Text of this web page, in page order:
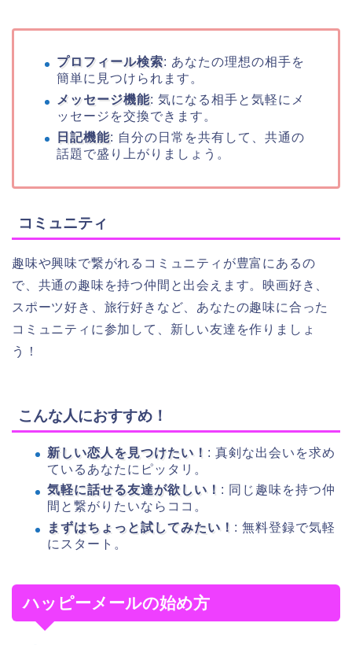
プロフィール検索: あなたの理想の相手を
簡単に見つけられます。
メッセージ機能: 気になる相手と気軽にメ
ッセージを交換できます。
日記機能: 自分の日常を共有して、共通の
話題で盛り上がりましょう。
コミュニティ
趣味や興味で繋がれるコミュニティが豊富にあるの
で、共通の趣味を持つ仲間と出会えます。映画好き、
スポーツ好き、旅行好きなど、あなたの趣味に合った
コミュニティに参加して、新しい友達を作りましょ
う！
こんな人におすすめ！
新しい恋人を見つけたい！ : 真剣な出会いを求め
ているあなたにピッタリ。
気軽に話せる友達が欲しい！ : 同じ趣味を持つ仲
間と繋がりたいならココ。
まずはちょっと試してみたい！ : 無料登録で気軽
にスタート。
ハッピーメールの始め方